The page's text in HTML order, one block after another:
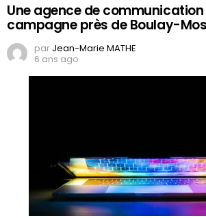
Une agence de
campagne près de Boulay-
par Jean-Marie MATHE
6 ans ago